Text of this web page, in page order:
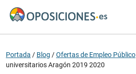
Portada / Blog /Ofertas de Empleo Público
universitarios Aragón 2019 2020